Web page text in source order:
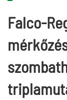
Falco-